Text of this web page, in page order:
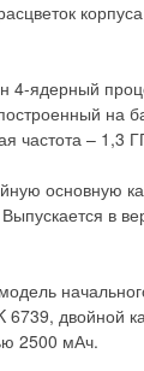
4-ядерный
на
частота – 1,3
основную
в
6739, двойной
2500 мАч.